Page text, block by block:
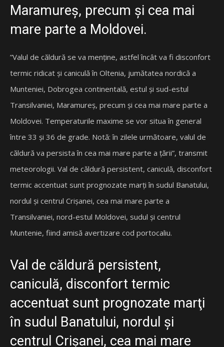
Maramureş, precum şi cea mai
mare parte a Moldovei.
”Valul de căldură se va menţine, astfel încât va fi disconfort
termic ridicat şi caniculă în Oltenia, jumătatea nordică a
Munteniei, Dobrogea continentală, estul şi sud-estul
Transilvaniei, Maramureş, precum şi cea mai mare parte a
Moldovei. Temperaturile maxime se vor situa în general
între 33 şi 36 de grade. Notă: în zilele următoare, valul de
căldură va persista în cea mai mare parte a ţării”, transmit
meteorologii. Val de căldură persistent, caniculă, disconfort
termic accentuat sunt prognozate marţi în sudul Banatului,
nordul şi centrul Crişanei, cea mai mare parte a
Transilvaniei, nord-estul Moldovei, sudul şi centrul
Muntenie, fiind amisă avertizare cod portocaliu.
Val de căldură persistent,
caniculă, disconfort termic
accentuat sunt prognozate marţi
în sudul Banatului, nordul şi
centrul Crişanei, cea mai mare